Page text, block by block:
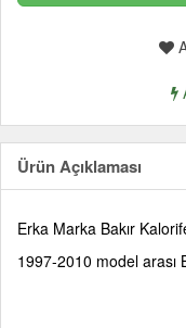
Ürün Açıklaması
Erka Marka Bakır
1997-2010 model arası